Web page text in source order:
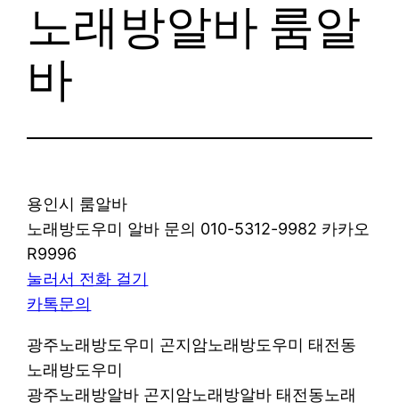
노래방알바 룸알
바
용인시 룸알바
노래방도우미 알바 문의 010-5312-9982 카카오
R9996
눌러서 전화 걸기
카톡문의
광주노래방도우미 곤지암노래방도우미 태전동
노래방도우미
광주노래방알바 곤지암노래방알바 태전동노래